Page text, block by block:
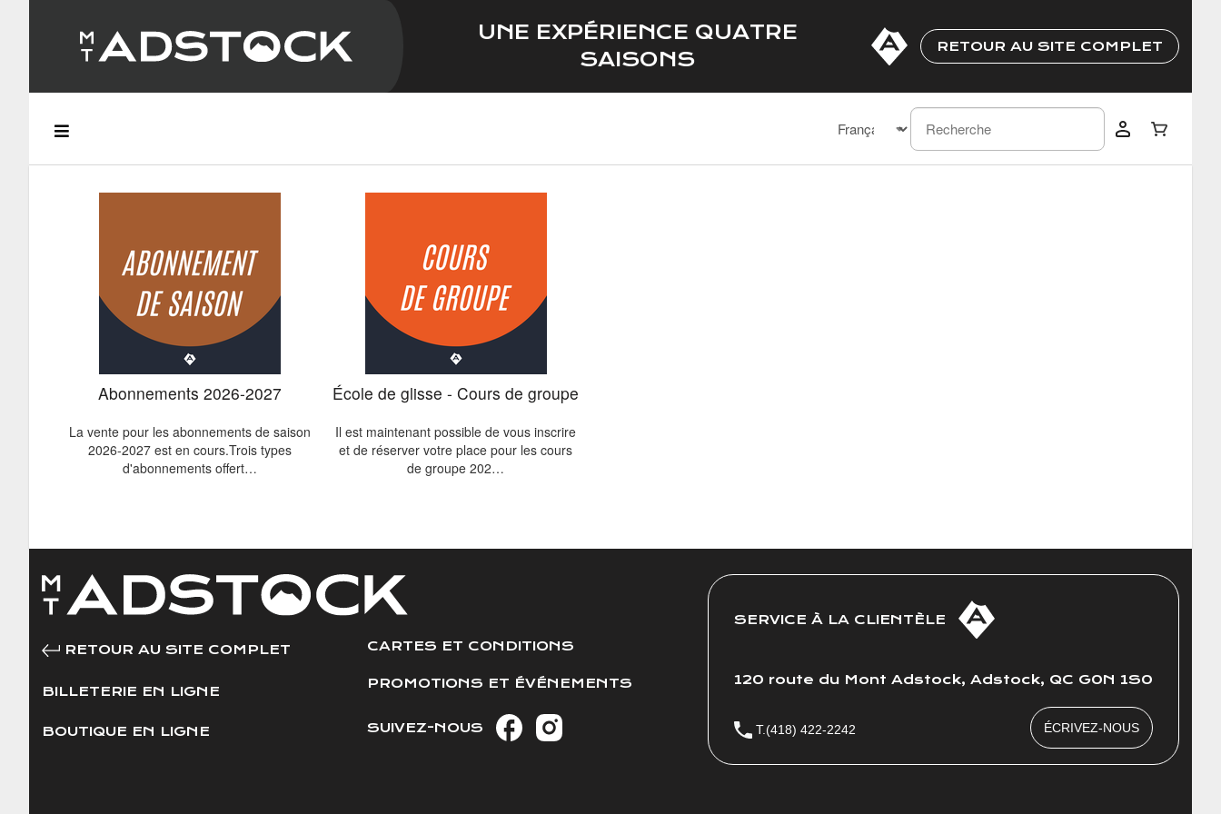
UNE EXPÉRIENCE QUATRE
SAISONS
RETOUR AU SITE COMPLET
Abonnements 2026-2027
La vente pour les abonnements de saison
2026-2027 est en cours.Trois types
d'abonnements offert…
École de glisse - Cours de groupe
Il est maintenant possible de vous inscrire
et de réserver votre place pour les cours
de groupe 202…
RETOUR AU SITE COMPLET
BILLETERIE EN LIGNE
BOUTIQUE EN LIGNE
CARTES ET CONDITIONS
PROMOTIONS ET ÉVÉNEMENTS
SUIVEZ-NOUS
SERVICE À LA CLIENTÈLE
120 route du Mont Adstock, Adstock, QC G0N 1S0
T.(418) 422-2242 ÉCRIVEZ-NOUS